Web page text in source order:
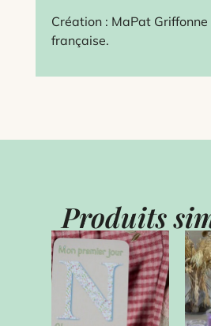
Création : MaPat
française.
Produits